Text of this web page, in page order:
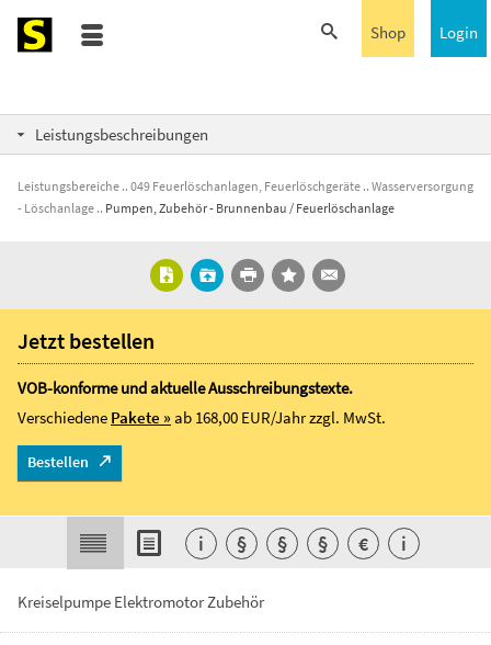
Login
Shop
Leistungsbeschreibungen
Leistungsbereiche 049 Feuerlöschanlagen, Feuerlöschgeräte
Wasserversorgung
- Löschanlage
Pumpen, Zubehör - Brunnenbau / Feuerlöschanlage
Kreiselpumpe Elektromotor Zubehör
Jetzt bestellen
VOB-konforme und aktuelle Ausschreibungstexte.
Verschiedene Pakete »ab 168,00 EUR/Jahrzzgl. MwSt.
Bestellen
i § § § € i